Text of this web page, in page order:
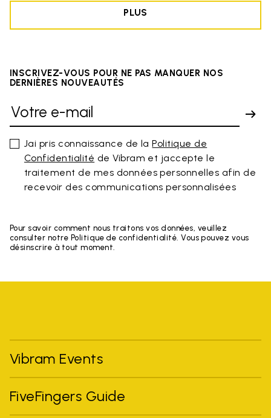
PLUS
INSCRIVEZ-VOUS POUR NE PAS MANQUER NOS
DERNIÈRES NOUVEAUTÉS
Jai pris connaissance de laPolitique de
Confidentialité de Vibram et jaccepte le
traitement de mes données personnelles afin de
recevoir des communications personnalisées
Pour savoir comment nous traitons vos données, veuillez
consulter notre Politique de confidentialité. Vous pouvez vous
désinscrire à tout moment.
Vibram Events
FiveFingers Guide